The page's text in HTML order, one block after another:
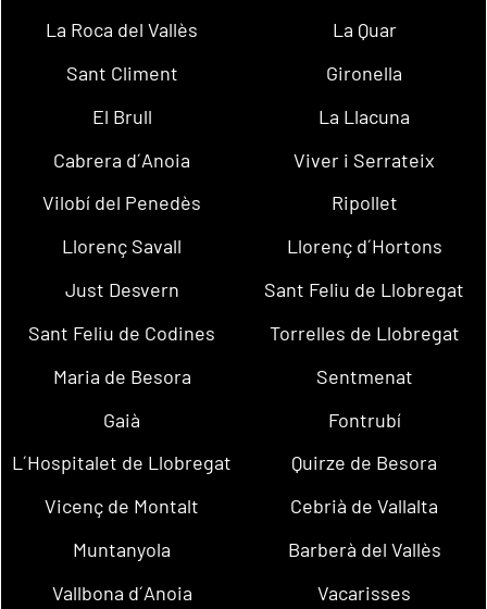
La Roca del Vallès
La Quar
Sant Climent
Gironella
El Brull
La Llacuna
Cabrera d´Anoia
Viver i Serrateix
Vilobí del Penedès
Ripollet
Llorenç Savall
Llorenç d´Hortons
Just Desvern
Sant Feliu de Llobregat
Sant Feliu de Codines
Torrelles de Llobregat
Maria de Besora
Sentmenat
Gaià
Fontrubí
L´Hospitalet de Llobregat
Quirze de Besora
Vicenç de Montalt
Cebrià de Vallalta
Muntanyola
Barberà del Vallès
Vallbona d´Anoia
Vacarisses